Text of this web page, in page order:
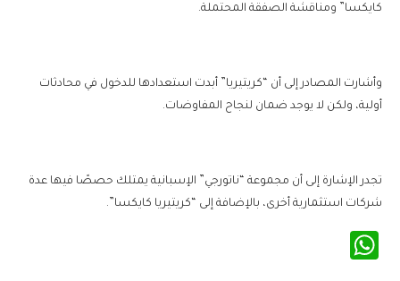
كايكسا” ومناقشة الصفقة المحتملة.
وأشارت المصادر إلى أن “كريتيريا” أبدت استعدادها للدخول في محادثات
أولية، ولكن لا يوجد ضمان لنجاح المفاوضات.
تجدر الإشارة إلى أن مجموعة “ناتورجي” الإسبانية يمتلك حصصًا فيها عدة
شركات استثمارية أخرى، بالإضافة إلى “كريتيريا كايكسا”.